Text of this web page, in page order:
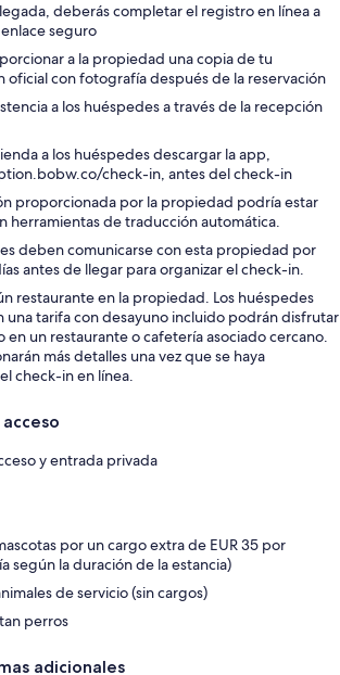
deberás completar el registro en línea a
seguro
a la propiedad una copia de tu
oficial con fotografía después de la reservación
a los huéspedes a través de la recepción
a los huéspedes descargar la app,
check-in, antes del check-in
proporcionada por la propiedad podría estar
herramientas de traducción automática.
deben comunicarse con esta propiedad por
antes de llegar para organizar el check-in.
restaurante en la propiedad. Los huéspedes
una tarifa con desayuno incluido podrán disfrutar
en un restaurante o cafetería asociado cercano.
más detalles una vez que se haya
check-in en línea.
y entrada privada
por un cargo extra de EUR 35 por
según la duración de la estancia)
de servicio (sin cargos)
perros
adicionales